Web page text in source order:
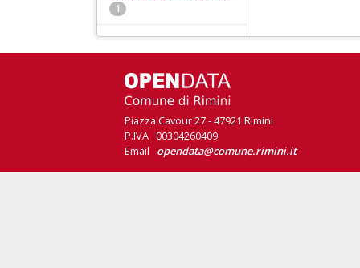
1
Piazza Cavour 27 - 47921 Rimini
P.IVA 00304260409
Email opendata@comune.rimini.it